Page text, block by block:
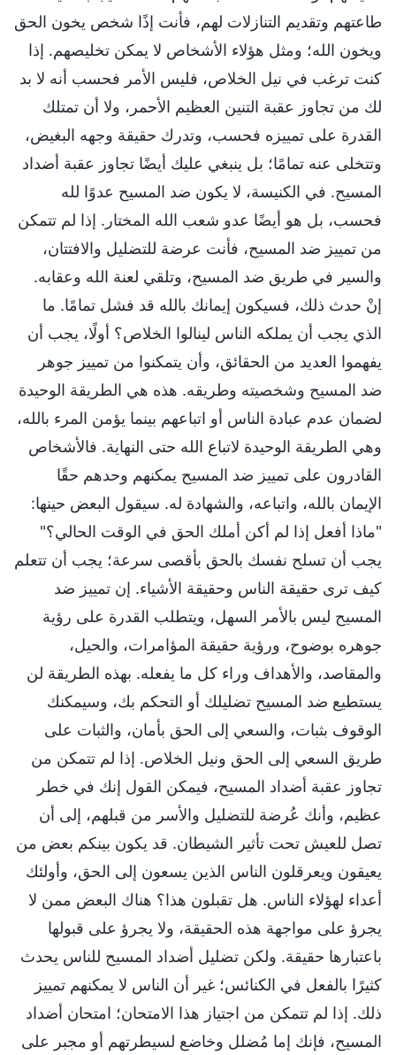
طاعتهم وتقديم التنازلات لهم، فأنت إذًا شخص يخون الحق
ويخون الله؛ ومثل هؤلاء الأشخاص لا يمكن تخليصهم. إذا
كنت ترغب في نيل الخلاص، فليس الأمر فحسب أنه لا بد
لك من تجاوز عقبة التنين العظيم الأحمر، ولا أن تمتلك
القدرة على تمييزه فحسب، وتدرك حقيقة وجهه البغيض،
وتتخلى عنه تمامًا؛ بل ينبغي عليك أيضًا تجاوز عقبة أضداد
المسيح. في الكنيسة، لا يكون ضد المسيح عدوًا لله
فحسب، بل هو أيضًا عدو شعب الله المختار. إذا لم تتمكن
من تمييز ضد المسيح، فأنت عرضة للتضليل والافتتان،
والسير في طريق ضد المسيح، وتلقي لعنة الله وعقابه.
إنْ حدث ذلك، فسيكون إيمانك بالله قد فشل تمامًا. ما
الذي يجب أن يملكه الناس لينالوا الخلاص؟ أولًا، يجب أن
يفهموا العديد من الحقائق، وأن يتمكنوا من تمييز جوهر
ضد المسيح وشخصيته وطريقه. هذه هي الطريقة الوحيدة
لضمان عدم عبادة الناس أو اتباعهم بينما يؤمن المرء بالله،
وهي الطريقة الوحيدة لاتباع الله حتى النهاية. فالأشخاص
القادرون على تمييز ضد المسيح يمكنهم وحدهم حقًا
الإيمان بالله، واتباعه، والشهادة له. سيقول البعض حينها:
"ماذا أفعل إذا لم أكن أملك الحق في الوقت الحالي؟"
يجب أن تسلح نفسك بالحق بأقصى سرعة؛ يجب أن تتعلم
كيف ترى حقيقة الناس وحقيقة الأشياء. إن تمييز ضد
المسيح ليس بالأمر السهل، ويتطلب القدرة على رؤية
جوهره بوضوح، ورؤية حقيقة المؤامرات، والحيل،
والمقاصد، والأهداف وراء كل ما يفعله. بهذه الطريقة لن
يستطيع ضد المسيح تضليلك أو التحكم بك، وسيمكنك
الوقوف بثبات، والسعي إلى الحق بأمان، والثبات على
طريق السعي إلى الحق ونيل الخلاص. إذا لم تتمكن من
تجاوز عقبة أضداد المسيح، فيمكن القول إنك في خطر
عظيم، وأنك عُرضة للتضليل والأسر من قبلهم، إلى أن
تصل للعيش تحت تأثير الشيطان. قد يكون بينكم بعض من
يعيقون ويعرقلون الناس الذين يسعون إلى الحق، وأولئك
أعداء لهؤلاء الناس. هل تقبلون هذا؟ هناك البعض ممن لا
يجرؤ على مواجهة هذه الحقيقة، ولا يجرؤ على قبولها
باعتبارها حقيقة. ولكن تضليل أضداد المسيح للناس يحدث
كثيرًا بالفعل في الكنائس؛ غير أن الناس لا يمكنهم تمييز
ذلك. إذا لم تتمكن من اجتياز هذا الامتحان؛ امتحان أضداد
المسيح، فإنك إما مُضلل وخاضع لسيطرتهم أو مجبر على